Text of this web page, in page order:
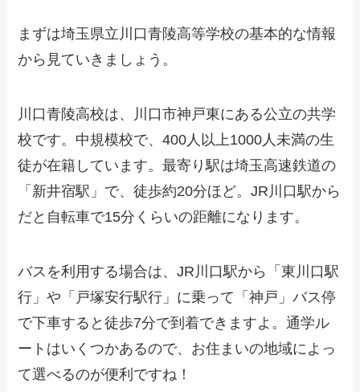
まずは埼玉県立川口青陵高等学校の基本的な情報
から見ていきましょう。
川口青陵高校は、川口市神戸東にある公立の共学
校です。中規模校で、400人以上1000人未満の生
徒が在籍しています。最寄り駅は埼玉高速鉄道の
「新井宿駅」で、徒歩約20分ほど。JR川口駅から
だと自転車で15分くらいの距離になります。
バスを利用する場合は、JR川口駅から「東川口駅
行」や「戸塚安行駅行」に乗って「神戸」バス停
で下車すると徒歩7分で到着できますよ。通学ル
ートはいくつかあるので、お住まいの地域によっ
て選べるのが便利ですね！